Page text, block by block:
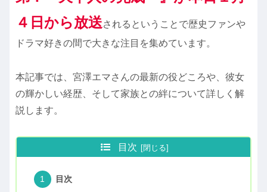
４日から放送されるということで歴史ファンや
ドラマ好きの間で大きな注目を集めています。
本記事では、宮澤エマさんの最新の役どころや、彼女
の輝かしい経歴、そして家族との絆について詳しく解
説します。
目次
目次